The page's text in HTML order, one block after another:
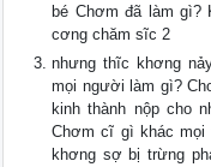
bé Chơm đã làm gì?
cơng chăm sĩc 2
nhưng thĩc khơng
mọi người làm gì?
kinh thành nộp cho
Chơm cĩ gì khác mọi
khơng sợ bị trừng